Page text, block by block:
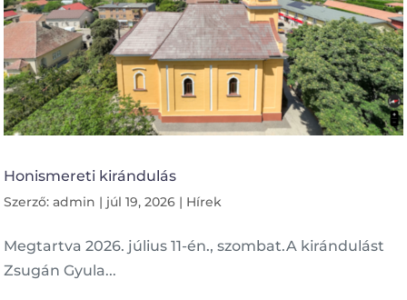
Honismereti kirándulás
Szerző:admin | júl 19, 2026 | Hírek
Megtartva 2026. július 11-én., szombat.A kirándulást
Zsugán Gyula...